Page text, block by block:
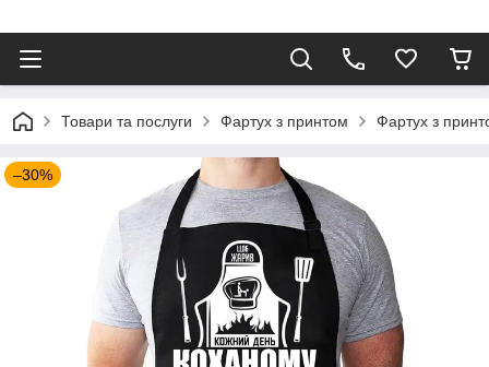
Товари та послуги Фартух з принтом Фартух з
–30%